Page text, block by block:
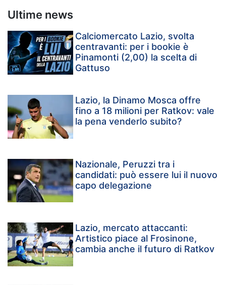
Ultime news
Calciomercato Lazio, svolta
centravanti: per i bookie è
Pinamonti (2,00) la scelta di
Gattuso
Lazio, la Dinamo Mosca offre
fino a 18 milioni per Ratkov: vale
la pena venderlo subito?
Nazionale, Peruzzi tra i
candidati: può essere lui il nuovo
capo delegazione
Lazio, mercato attaccanti:
Artistico piace al Frosinone,
cambia anche il futuro di Ratkov